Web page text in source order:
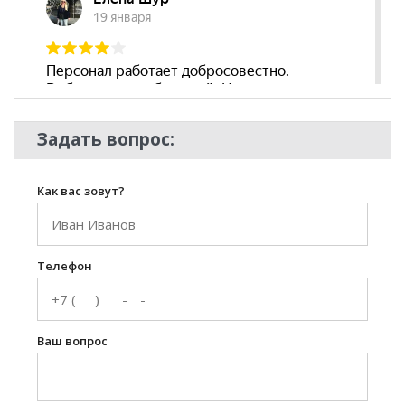
Задать вопрос:
Как вас зовут?
Телефон
Ваш вопрос